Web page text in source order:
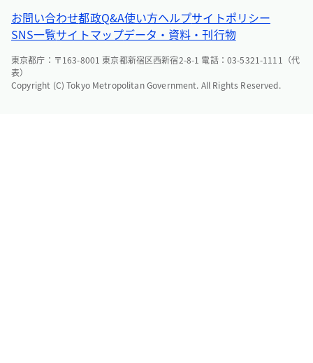
お問い合わせ都政Q&A使い方ヘルプサイトポリシー
SNS一覧サイトマップデータ・資料・刊行物
東京都庁：〒163-8001 東京都新宿区西新宿2-8-1 電話：03-5321-1111（代
表）
Copyright (C) Tokyo Metropolitan Government. All Rights Reserved.